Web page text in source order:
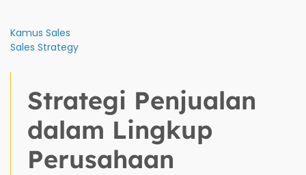
Kamus Sales
Sales Strategy
Strategi Penjualan
dalam Lingkup
Perusahaan